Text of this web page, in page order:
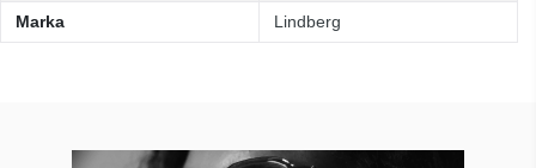
Marka Lindberg